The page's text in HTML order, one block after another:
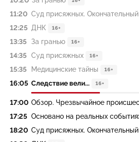
11:20 Суд присяжных.
12:25 ДНК 16+
13:35 За гранью 16+
14:35 Суд присяжных 16+
15:35 Медицинские тайны 16+
16:05 Следствие вели... 16+
17:00 Обзор. Чрезвычайное
17:25 Основано на реальных
18:20 Суд присяжных.